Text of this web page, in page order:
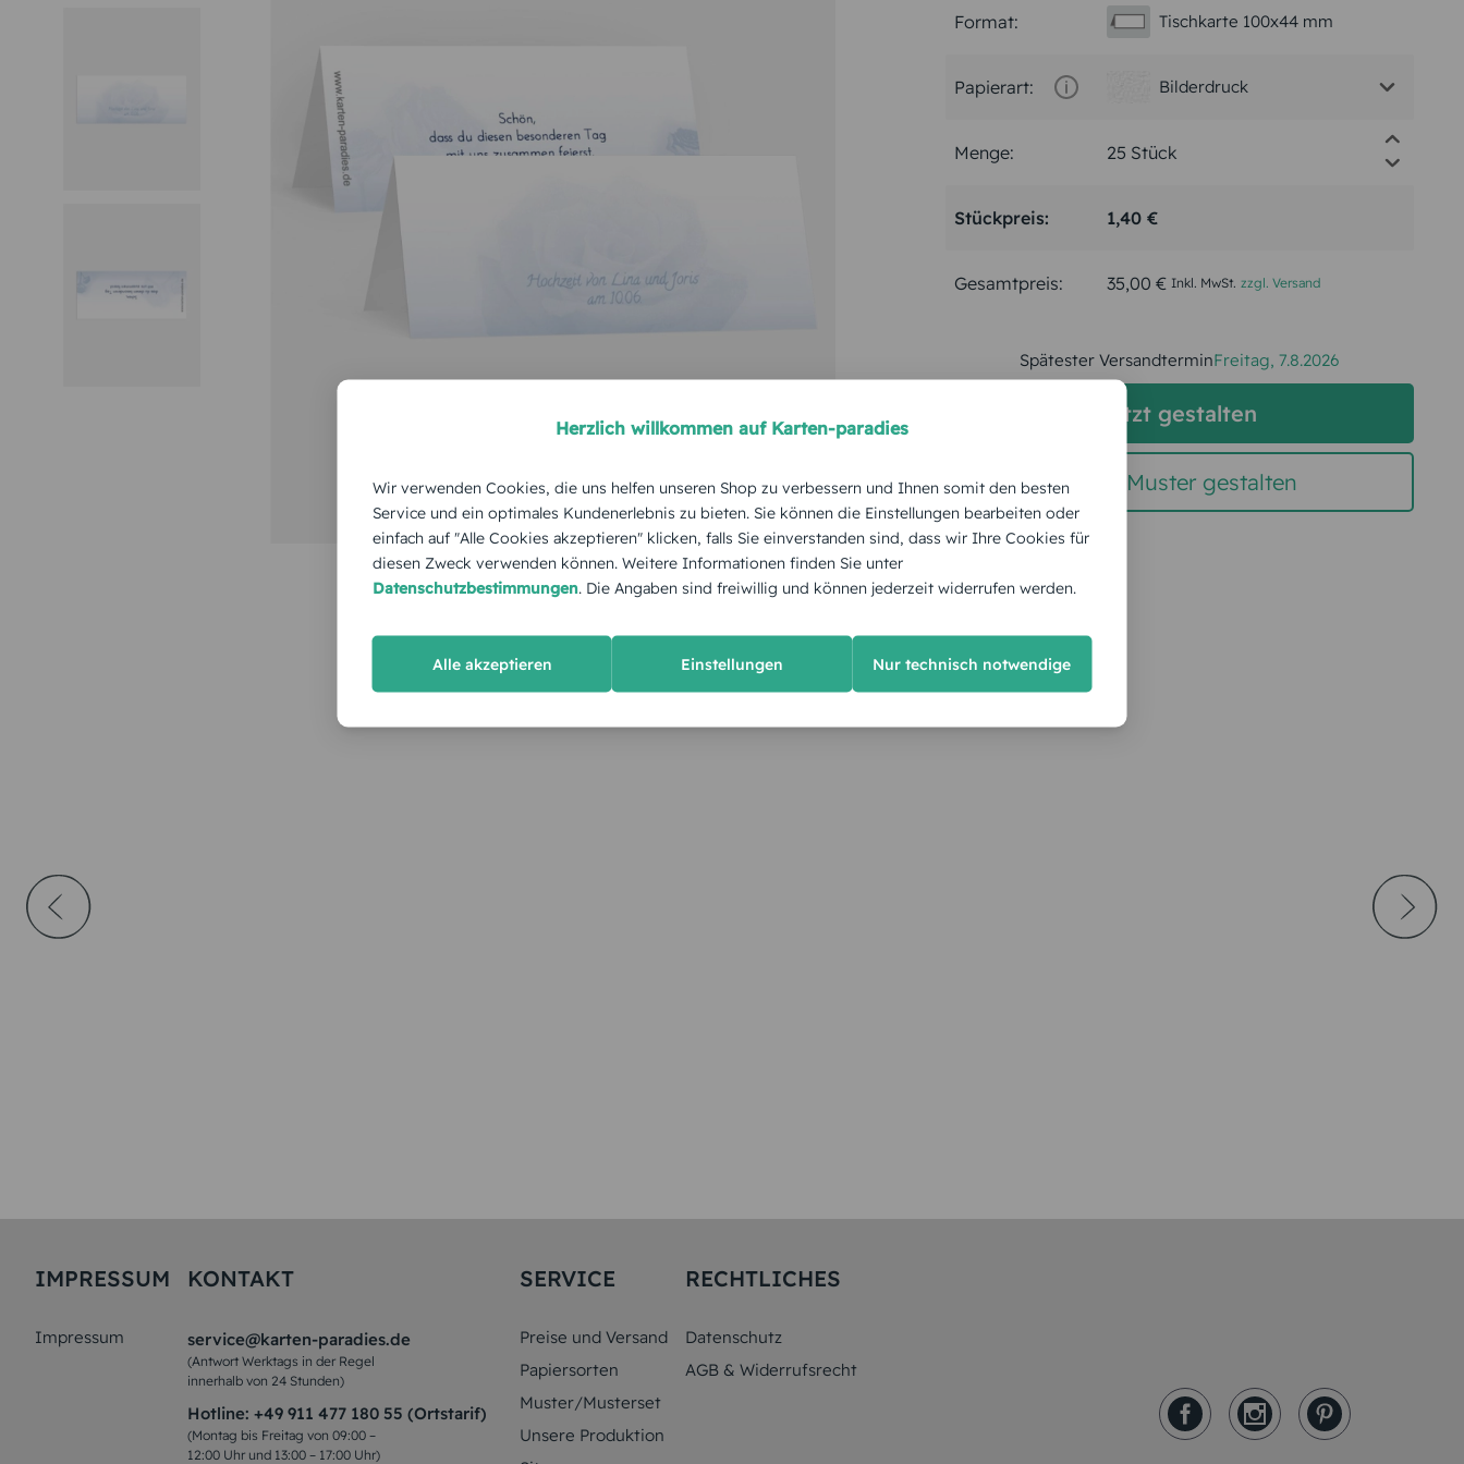
Format: Tischkarte 100x44 mm
Papierart: Bilderdruck
Menge:
Stückpreis: 1,40 €
Gesamtpreis: 35,00 € Inkl. MwSt. zzgl. Versand
Spätester VersandterminFreitag, 7.8.2026
jetzt gestalten
gratis Muster gestalten
IMPRESSUM
Impressum
KONTAKT
service@karten-paradies.de
(Antwort Werktags in der Regel
innerhalb von 24 Stunden)
Hotline: +49 911 477 180 55 (Ortstarif)
(Montag bis Freitag von 09:00 –
12:00 Uhr und 13:00 – 17:00 Uhr)
SERVICE
Preise und Versand
Papiersorten
Muster/Musterset
Unsere Produktion
RECHTLICHES
Datenschutz
AGB & Widerrufsrecht
Herzlich willkommen auf Karten-paradies
Wir verwenden Cookies, die uns helfen unseren Shop zu verbessern und Ihnen somit den besten
Service und ein optimales Kundenerlebnis zu bieten. Sie können die Einstellungen bearbeiten oder
einfach auf "Alle Cookies akzeptieren" klicken, falls Sie einverstanden sind, dass wir Ihre Cookies für
diesen Zweck verwenden können. Weitere Informationen finden Sie unter
Datenschutzbestimmungen. Die Angaben sind freiwillig und können jederzeit widerrufen werden.
Alle akzeptieren Einstellungen Nur technisch notwendige